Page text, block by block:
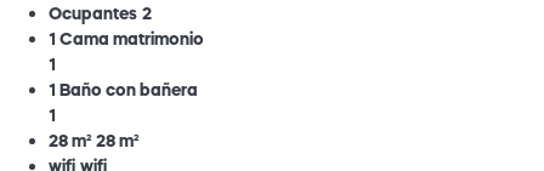
Ocupantes 2
1 Cama matrimonio
1
1 Baño con bañera
1
28 m² 28 m²
wifi wifi